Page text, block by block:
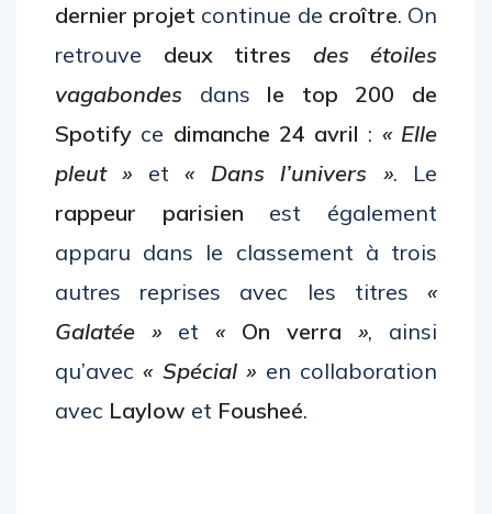
dernier projet continue de croître. On
retrouve deux titres des étoiles
vagabondes dans le top 200 de
Spotify ce dimanche 24 avril : « Elle
pleut » et« Dans l’univers ». Le
rappeur parisien est également
apparu dans le classement à trois
autres reprises avec les titres «
Galatée » et « On verra », ainsi
qu’avec« Spécial » en collaboration
avec Laylow et Fousheé.